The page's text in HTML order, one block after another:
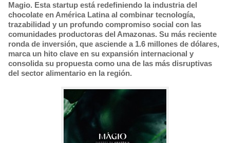
Magio. Esta startup está redefiniendo la industria del
chocolate en América Latina al combinar tecnología,
trazabilidad y un profundo compromiso social con las
comunidades productoras del Amazonas. Su más reciente
ronda de inversión, que asciende a 1.6 millones de dólares,
marca un hito clave en su expansión internacional y
consolida su propuesta como una de las más disruptivas
del sector alimentario en la región.